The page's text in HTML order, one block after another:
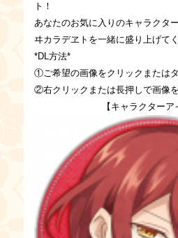
ト！
あなたのお気に入りのキャラクタ
ヰカラデヱトを一緒に盛り上げて
*DL方法*
①ご希望の画像をクリックまたは
②右クリックまたは長押しで画像
【キャラクターア